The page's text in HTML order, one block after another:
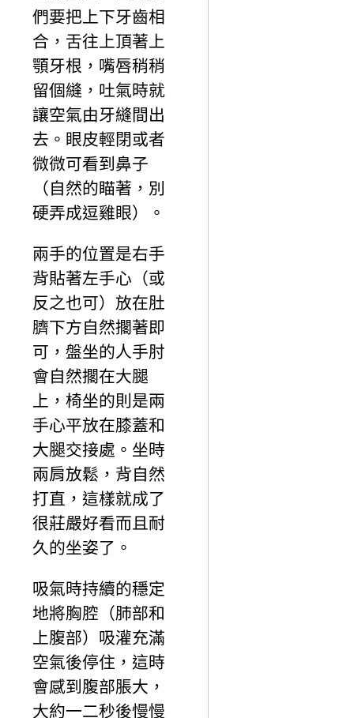
們要把上下牙齒相
合，舌往上頂著上
顎牙根，嘴唇稍稍
留個縫，吐氣時就
讓空氣由牙縫間出
去。眼皮輕閉或者
微微可看到鼻子
（自然的瞄著，別
硬弄成逗雞眼）。
兩手的位置是右手
背貼著左手心（或
反之也可）放在肚
臍下方自然擱著即
可，盤坐的人手肘
會自然擱在大腿
上，椅坐的則是兩
手心平放在膝蓋和
大腿交接處。坐時
兩肩放鬆，背自然
打直，這樣就成了
很莊嚴好看而且耐
久的坐姿了。
吸氣時持續的穩定
地將胸腔（肺部和
上腹部）吸灌充滿
空氣後停住，這時
會感到腹部脹大，
大約一二秒後慢慢